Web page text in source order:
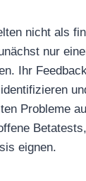
nicht als
nur
Ihr
Probleme
eignen.